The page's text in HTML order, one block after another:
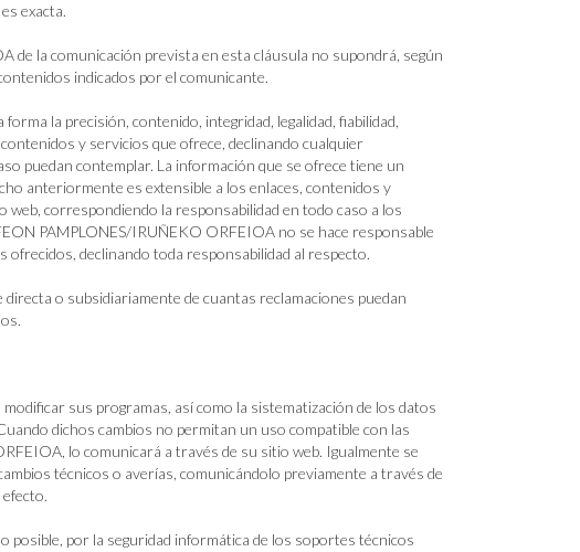
exacta.
de la comunicación prevista en esta cláusula no supondrá, según
indicados por el comunicante.
la precisión, contenido, integridad, legalidad, fiabilidad,
y servicios que ofrece, declinando cualquier
puedan contemplar. La información que se ofrece tiene un
anteriormente es extensible a los enlaces, contenidos y
correspondiendo la responsabilidad en todo caso a los
PAMPLONES/IRUÑEKO ORFEIOA no se hace responsable
declinando toda responsabilidad al respecto.
o subsidiariamente de cuantas reclamaciones puedan
sus programas, así como la sistematización de los datos
dichos cambios no permitan un uso compatible con las
lo comunicará a través de su sitio web. Igualmente se
técnicos o averías, comunicándolo previamente a través de
posible, por la seguridad informática de los soportes técnicos